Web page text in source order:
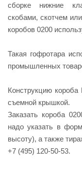
сборке нижние
скобами, скотчем
коробов 0200
Такая гофротара
промышленных
Конструкцию
съемной крышкой.
Заказать короба
надо указать в
высоту), а также
+7 (495) 120-50-53.